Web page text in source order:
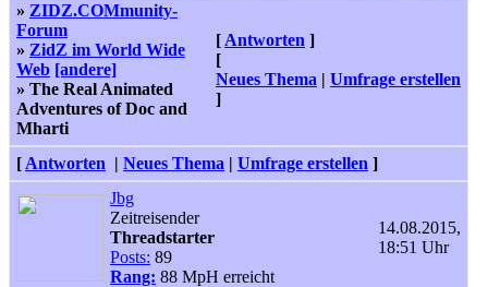
» ZIDZ.COMmunity-
Forum
» ZidZ im World Wide
Web [andere]
» The Real Animated
Adventures of Doc and
Mharti
[ Antworten ]
[
Neues Thema | Umfrage erstellen
]
[ Antworten | Neues Thema | Umfrage erstellen ]
Jbg
Zeitreisender
Threadstarter
Posts: 89
Rang: 88 MpH erreicht
14.08.2015,
18:51 Uhr